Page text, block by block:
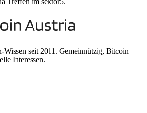
Wissen seit 2011. Gemeinnützig, Bitcoin
Interessen.